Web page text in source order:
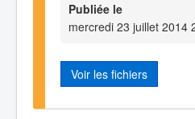
Publiée le
mercredi 23 juillet 2014
Voir les fichiers